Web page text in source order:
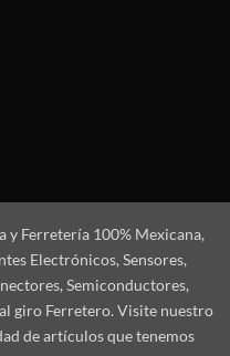
y Ferretería 100% Mexicana,
Electrónicos, Sensores,
Semiconductores,
giro Ferretero. Visite nuestro
de artículos que tenemos